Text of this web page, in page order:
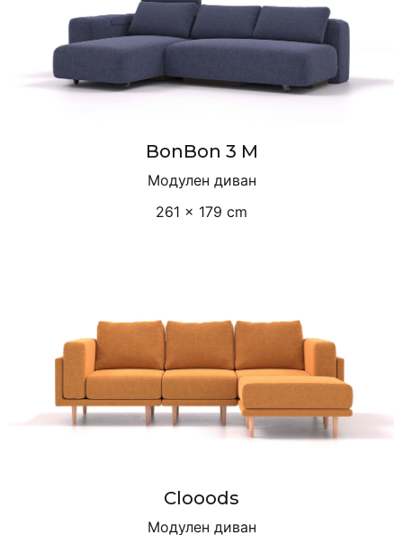
BonBon 3 M
Модулен диван
261 × 179 cm
Clooods
Модулен диван